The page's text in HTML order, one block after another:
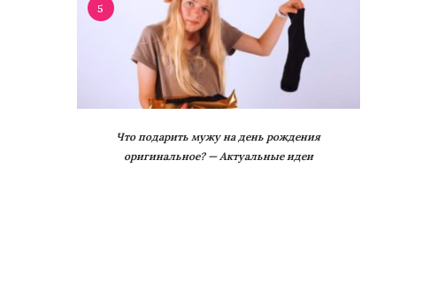
5
Что подарить мужу на день рождения
оригинальное? — Актуальные идеи